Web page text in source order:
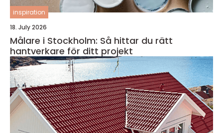
inspiration
18. July 2026
Målare i Stockholm: Så hittar du rätt
hantverkare för ditt projekt